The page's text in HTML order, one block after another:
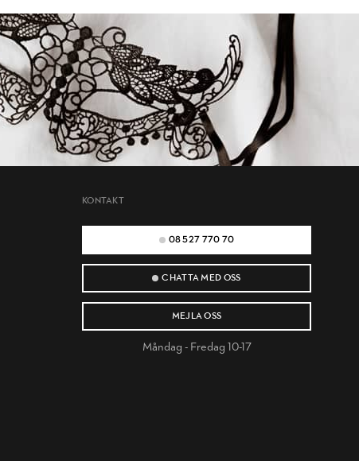
KONTAKT
08 527 770 70
CHATTA MED OSS
MEJLA OSS
Måndag - Fredag 10-17